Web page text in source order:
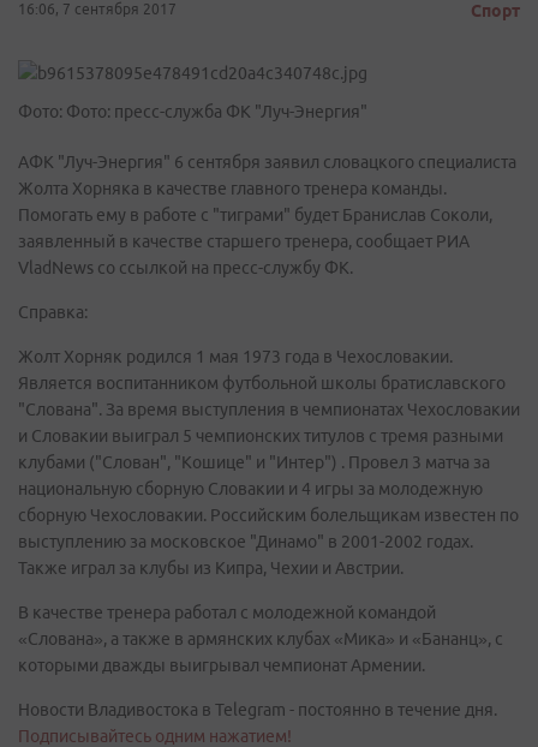
16:06, 7 сентября 2017 Спорт
Фото: Фото: пресс-служба ФК "Луч-Энергия"
АФК "Луч-Энергия" 6 сентября заявил словацкого специалиста
Жолта Хорняка в качестве главного тренера команды.
Помогать ему в работе с "тиграми" будет Бранислав Соколи,
заявленный в качестве старшего тренера, сообщает РИА
VladNews со ссылкой на пресс-службу ФК.
Справка:
Жолт Хорняк родился 1 мая 1973 года в Чехословакии.
Является воспитанником футбольной школы братиславского
"Слована". За время выступления в чемпионатах Чехословакии
и Словакии выиграл 5 чемпионских титулов с тремя разными
клубами ("Слован", "Кошице" и "Интер") . Провел 3 матча за
национальную сборную Словакии и 4 игры за молодежную
сборную Чехословакии. Российским болельщикам известен по
выступлению за московское "Динамо" в 2001-2002 годах.
Также играл за клубы из Кипра, Чехии и Австрии.
В качестве тренера работал с молодежной командой
«Слована», а также в армянских клубах «Мика» и «Бананц», с
которыми дважды выигрывал чемпионат Армении.
Новости Владивостока в Telegram - постоянно в течение дня.
Подписывайтесь одним нажатием!